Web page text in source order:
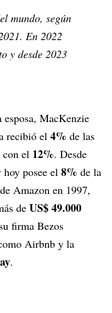
mundo, según
En 2022
y desde 2023
MacKenzie
recibió el 4% de las
con el 12%. Desde
posee el 8% de la
Amazon en 1997,
de US$ 49.000
firma Bezos
Airbnb y la
.